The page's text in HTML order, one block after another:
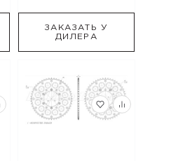
ЗАКАЗАТЬ У
ДИЛЕРА